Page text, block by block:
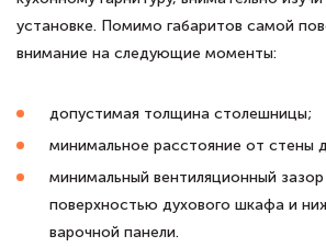
установке. Помимо габаритов самой
внимание на следующие моменты:
допустимая толщина столешницы;
минимальное расстояние от стены
минимальный вентиляционный
поверхностью духового шкафа и
варочной панели.